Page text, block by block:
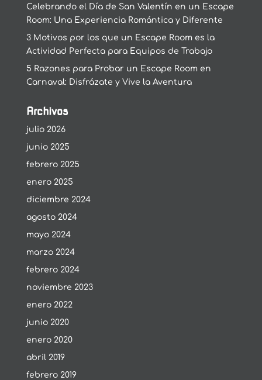
Celebrando el Día de San Valentín en un Escape
Room: Una Experiencia Romántica y Diferente
3 Motivos por los que un Escape Room es la
Actividad Perfecta para Equipos de Trabajo
5 Razones para Probar un Escape Room en
Carnaval: Disfrázate y Vive la Aventura
Archivos
julio 2026
junio 2025
febrero 2025
enero 2025
diciembre 2024
agosto 2024
mayo 2024
marzo 2024
febrero 2024
noviembre 2023
enero 2022
junio 2020
enero 2020
abril 2019
febrero 2019